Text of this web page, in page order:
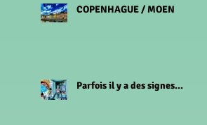
COPENHAGUE / MOEN
Parfois il y a des signes...